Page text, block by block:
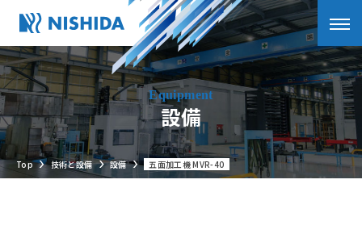
設備
Top 技術と設備 設備 五面加工機 MVR-40